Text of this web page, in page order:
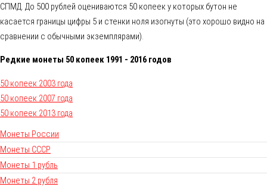
СПМД. До 500 рублей оцениваются 50 копеек у которых бутон не
касается границы цифры 5 и стенки ноля изогнуты (это хорошо видно на
сравнении с обычными экземплярами).
Редкие монеты 50 копеек 1991 - 2016 годов
50 копеек 2003 года
50 копеек 2007 года
50 копеек 2013 года
Монеты России
Монеты СССР
Монеты 1 рубль
Монеты 2 рубля